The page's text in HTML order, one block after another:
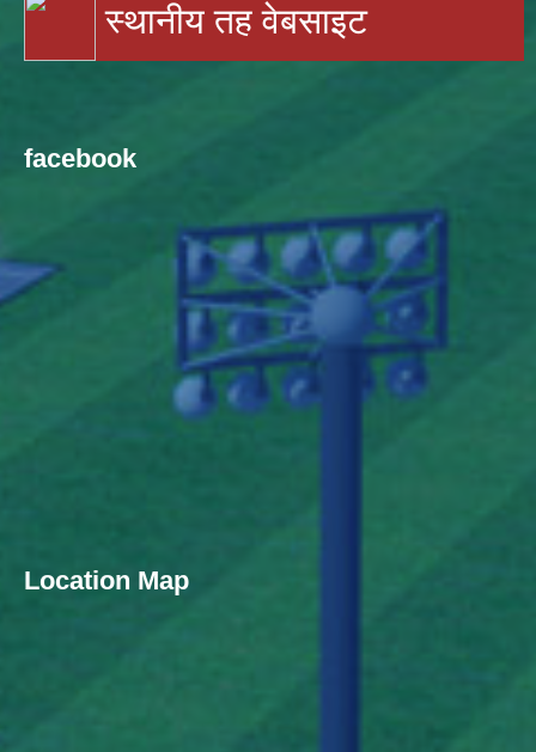
स्थानीय तह वेबसाइट
facebook
Location Map